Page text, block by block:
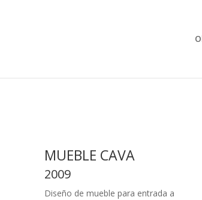
MUEBLE CAVA
2009
Diseño de mueble para entrada a